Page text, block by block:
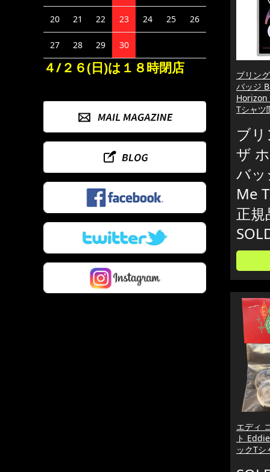
20 21 22 23 24 25 26
27 28 29 30
４/２６(日)は１８時閉店
ブリン
バッジ
Horizon
Tシャツ
ブ
ザ
バ
Me
正規
エディ
ト
ックTシ